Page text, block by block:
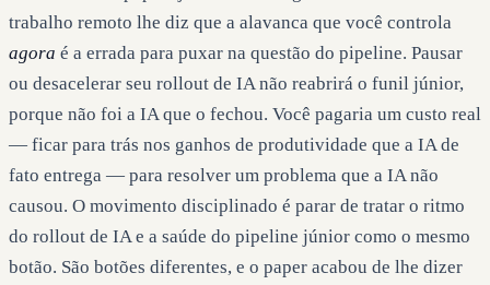
trabalho remoto lhe diz que a alavanca que você controla
agora é a errada para puxar na questão do pipeline. Pausar
ou desacelerar seu rollout de IA não reabrirá o funil júnior,
porque não foi a IA que o fechou. Você pagaria um custo real
— ficar para trás nos ganhos de produtividade que a IA de
fato entrega — para resolver um problema que a IA não
causou. O movimento disciplinado é parar de tratar o ritmo
do rollout de IA e a saúde do pipeline júnior como o mesmo
botão. São botões diferentes, e o paper acabou de lhe dizer